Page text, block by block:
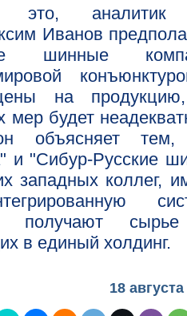
это,
Иванов
шинные
на
мер будет
объясняет тем,
и "Сибур-Русские
западных коллег,
получают
в единый холдинг.
18